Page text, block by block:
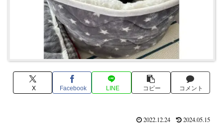
X Facebook LINE コピー コメント
2022.12.24 2024.05.15